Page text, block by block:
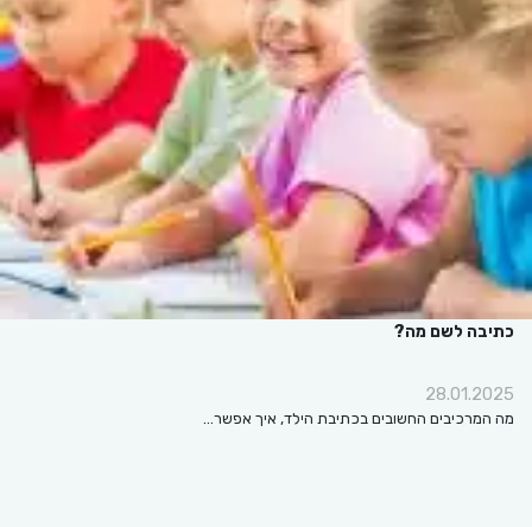
כתיבה לשם מה?
28.01.2025
מה המרכיבים החשובים בכתיבת הילד, איך אפשר…